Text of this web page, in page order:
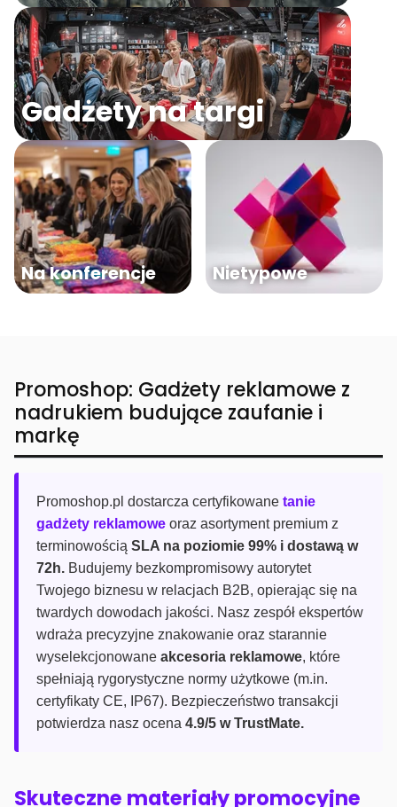
Gadżety na targi
Na konferencje Nietypowe
Promoshop: Gadżety reklamowe z
nadrukiem budujące zaufanie i
markę
Promoshop.pl dostarcza certyfikowane tanie
gadżety reklamowe oraz asortyment premium z
terminowością SLA na poziomie 99% i dostawą w
72h. Budujemy bezkompromisowy autorytet
Twojego biznesu w relacjach B2B, opierając się na
twardych dowodach jakości. Nasz zespół ekspertów
wdraża precyzyjne znakowanie oraz starannie
wyselekcjonowane akcesoria reklamowe, które
spełniają rygorystyczne normy użytkowe (m.in.
certyfikaty CE, IP67). Bezpieczeństwo transakcji
potwierdza nasz ocena 4.9/5 w TrustMate.
Skuteczne materiały promocyjne